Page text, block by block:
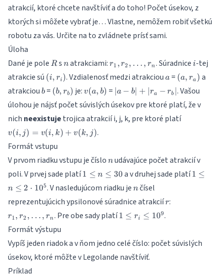
atrakcií, ktoré chcete navštíviť a do toho! Počet úsekov, z
ktorých si môžete vybrať je… Vlastne, nemôžem robiť všetkú
robotu za vás. Určite na to zvládnete prísť sami.
Úloha
Dané je pole R
Rsn
natrakciami:r_{1},
…,
r_{n}
r1 , r2 , … , rn. Súradnice i
i-tej
atrakcie sú (i,
r_{i})
(i, ri ). Vzdialenosť medzi atrakcioua
a = (a,
r_{a})
(a, ra ) a
atrakciou b
b= (b,
r_{b})
(b, rb ) je:v(a,b)
v(a, b) = |a - b|
|r_{a}
-
a − b∣ + ra − rb
. Vašou
úlohou je nájsť počet súvislých úsekov pre ktoré platí, že v
nich neexistujetrojica atrakcií i, j, k, pre ktoré platív(i,j)
v(k,j)
v(i, j) = v(i, k) + v(k, j).
Formát vstupu
V prvom riadku vstupu je číslo n
nudávajúce počet atrakcií v
poli. V prvej sade platí1
\leq
n
\leq
30
1 ≤ n ≤ 30 a v druhej sade platí1
1 ≤
n ≤ 2 ⋅ 105. V nasledujúcom riadku je n
nčísel
reprezentujúcich ypsilonové súradnice atrakciír
r:
r1 , r2 , … , rn. Pre obe sady platí1
\leq
10^9
1 ≤ ri ≤ 109.
Formát výstupu
Vypíš jeden riadok a v ňom jedno celé číslo: počet súvislých
úsekov, ktoré môžte v Legolande navštíviť.
Príklad